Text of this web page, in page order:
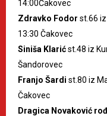
14:00Čakovec
Zdravko Fodor st.66
13:30 Čakovec
Siniša Klarićst.48 iz
Šandorovec
Franjo Šardi st.80 iz
Čakovec
Dragica Novaković